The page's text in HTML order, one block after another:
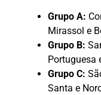
Grupo A:
Mirassol e
Grupo B:
Portuguesa
Grupo C:
Santa e